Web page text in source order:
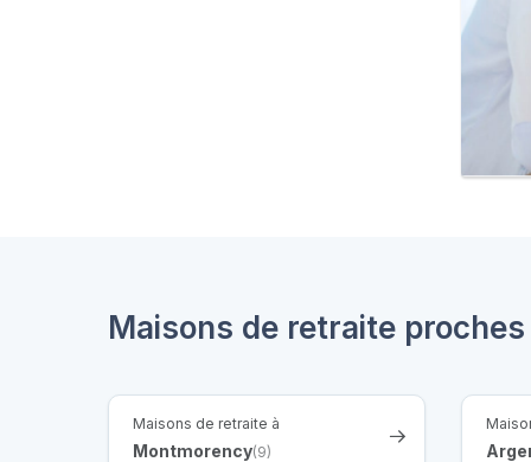
Maisons de retraite
Maisons de retraite à
Montmorency(9)